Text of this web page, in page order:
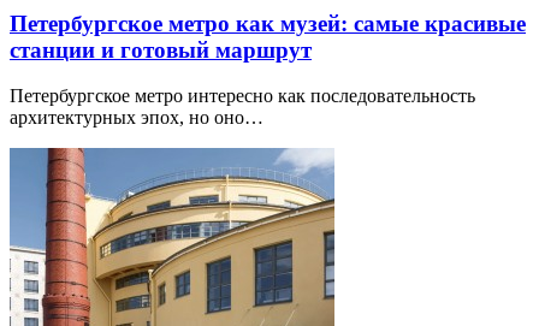
Петербургское метро как музей: самые красивые
станции и готовый маршрут
Петербургское метро интересно как последовательность
архитектурных эпох, но оно…